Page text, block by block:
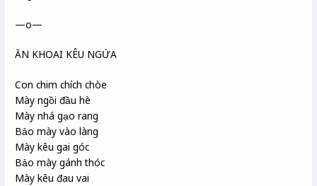
—o—
ĂN KHOAI KÊU NGỨA
Con chim chích chòe
Mày ngồi đầu hè
Mày nhá gạo rang
Bảo mày vào làng
Mày kêu gai góc
Bảo mày gánh thóc
Mày kêu đau vai